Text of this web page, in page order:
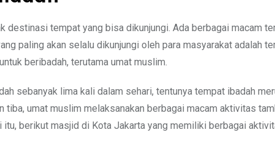
destinasi tempat yang bisa dikunjungi. Ada berbagai macam
paling akan selalu dikunjungi oleh para masyarakat adalah
beribadah, terutama umat muslim.
sebanyak lima kali dalam sehari, tentunya tempat ibadah
tiba, umat muslim melaksanakan berbagai macam aktivitas
itu, berikut masjid di Kota Jakarta yang memiliki berbagai